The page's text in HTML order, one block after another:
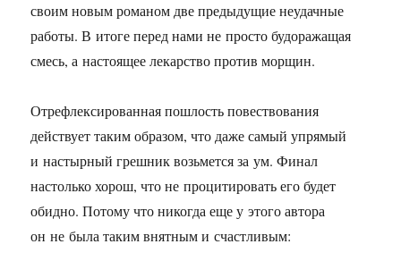
своим новым романом две предыдущие неудачные
работы. В итоге перед нами не просто будоражащая
смесь, а настоящее лекарство против морщин.
Отрефлексированная пошлость повествования
действует таким образом, что даже самый упрямый
и настырный грешник возьмется за ум. Финал
настолько хорош, что не процитировать его будет
обидно. Потому что никогда еще у этого автора
он не была таким внятным и счастливым: